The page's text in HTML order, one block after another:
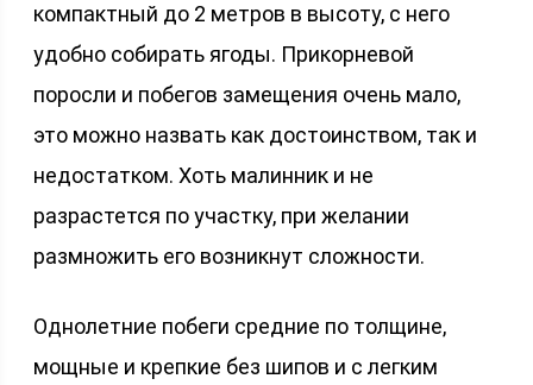
компактный до 2 метров в высоту, с него
удобно собирать ягоды. Прикорневой
поросли и побегов замещения очень мало,
это можно назвать как достоинством, так и
недостатком. Хоть малинник и не
разрастется по участку, при желании
размножить его возникнут сложности.
Однолетние побеги средние по толщине,
мощные и крепкие без шипов и с легким